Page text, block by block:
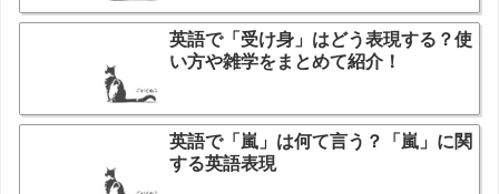
英語で「受け身」はどう表現する？使
い方や雑学をまとめて紹介！
英語で「嵐」は何て言う？「嵐」に関
する英語表現